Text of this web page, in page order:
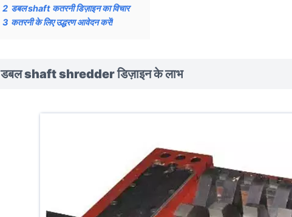
2 डबल shaft कतरनी डिज़ाइन का विचार
3 कतरनी के लिए उद्धरण आवेदन करें!
डबल shaft shredder डिज़ाइन के लाभ